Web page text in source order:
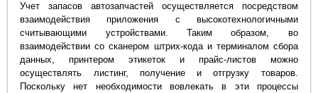
Учет запасов автозапчастей осуществляется посредством
взаимодействия приложения с высокотехнологичными
считывающими устройствами. Таким образом, во
взаимодействии со сканером штрих-кода и терминалом сбора
данных, принтером этикеток и прайс-листов можно
осуществлять листинг, получение и отгрузку товаров.
Поскольку нет необходимости вовлекать в эти процессы